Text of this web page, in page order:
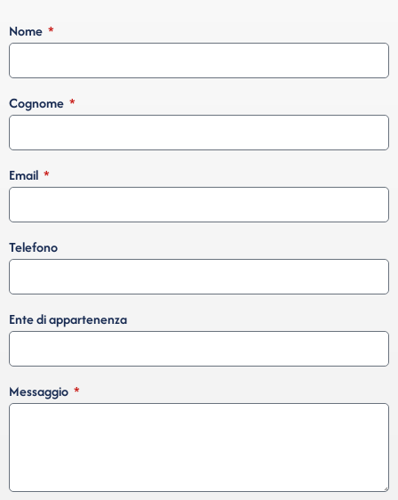
Nome
Cognome
Email
Telefono
Ente di appartenenza
Messaggio